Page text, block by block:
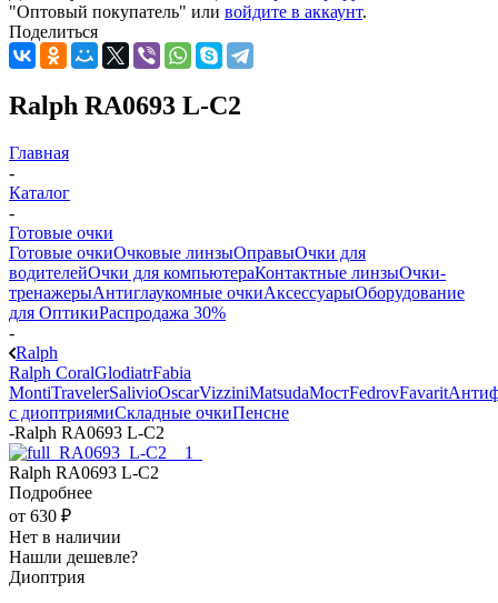
"Оптовый покупатель" или войдите в аккаунт.
Поделиться
Ralph RA0693 L-C2
Главная
-
Каталог
-
Готовые очки
Готовые очкиОчковые линзыОправыОчки для
водителейОчки для компьютераКонтактные линзыОчки-
тренажерыАнтиглаукомные очкиАксессуарыОборудование
для ОптикиРаспродажа 30%
-
Ralph
Ralph CoralGlodiatrFabia
MontiTravelerSalivioOscarVizziniMatsudaМостFedrovFavarit
с диоптриямиСкладные очкиПенсне
-Ralph RA0693 L-C2
Ralph RA0693 L-C2
Подробнее
от 630 ₽
Нет в наличии
Нашли дешевле?
Диоптрия